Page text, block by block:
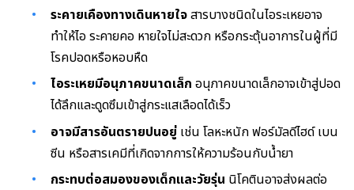
ระคายเคืองทางเดินหายใจสารบางชนิดในไอระเหยอาจ
ทำให้ไอ ระคายคอ หายใจไม่สะดวก หรือกระตุ้นอาการในผู้ที่มี
โรคปอดหรือหอบหืด
ไอระเหยมีอนุภาคขนาดเล็ก อนุภาคขนาดเล็กอาจเข้าสู่ปอด
ได้ลึกและดูดซึมเข้าสู่กระแสเลือดได้เร็ว
อาจมีสารอันตรายปนอยู่ เช่น โลหะหนัก ฟอร์มัลดีไฮด์ เบน
ซีน หรือสารเคมีที่เกิดจากการให้ความร้อนกับน้ำยา
กระทบต่อสมองของเด็กและวัยรุ่น นิโคตินอาจส่งผลต่อ